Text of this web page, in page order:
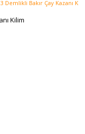
3 Demlikli Bakır Çay Kazanı